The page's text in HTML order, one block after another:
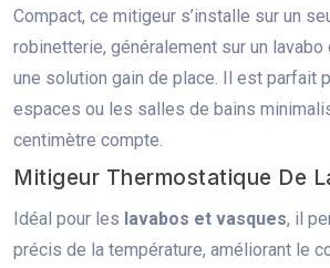
Compact, ce mitigeur s’installe sur un
robinetterie, généralement sur un lavabo
une solution gain de place. Il est parfait
espaces ou les salles de bains
centimètre compte.
Mitigeur Thermostatique De
Idéal pour les lavabos et vasques, il
précis de la température, améliorant le